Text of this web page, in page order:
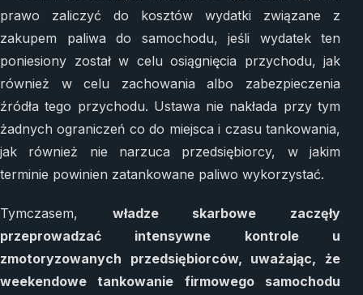
prawo zaliczyć do kosztów wydatki związane z
zakupem paliwa do samochodu, jeśli wydatek ten
poniesiony został w celu osiągnięcia przychodu, jak
również w celu zachowania albo zabezpieczenia
źródła tego przychodu. Ustawa nie nakłada przy tym
żadnych ograniczeń co do miejsca i czasu tankowania,
jak również nie narzuca przedsiębiorcy, w jakim
terminie powinien zatankowane paliwo wykorzystać.
Tymczasem, władze skarbowe zaczęły
przeprowadzać intensywne kontrole u
zmotoryzowanych przedsiębiorców, uważając, że
weekendowe tankowanie firmowego samochodu